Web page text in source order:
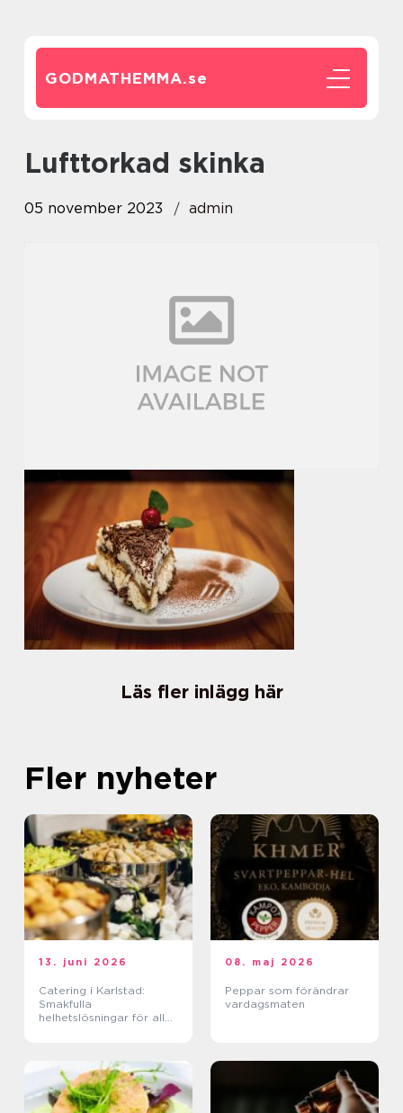
GODMATHEMMA.se
lufttorkad skinka
05 november 2023 admin
Läs fler inlägg här
Fler nyheter
13. juni 2026
Catering i Karlstad:
Smakfulla
helhetslösningar för alla
08. maj 2026
Peppar som förändrar
vardagsmaten